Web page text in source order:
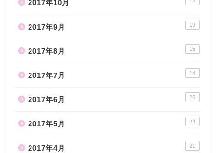
2017年10月
2017年9月 19
2017年8月 15
2017年7月 14
2017年6月 26
2017年5月 24
2017年4月 21